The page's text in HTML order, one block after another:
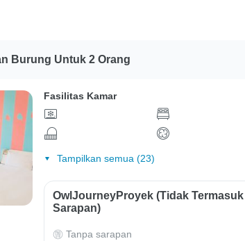
Burung Untuk 2 Orang
Fasilitas Kamar
Tampilkan semua (23)
OwlJourneyProyek (Tidak Termasuk
Sarapan)
Tanpa sarapan